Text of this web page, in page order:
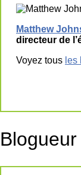
Matthew
directeur de
Voyez tous les